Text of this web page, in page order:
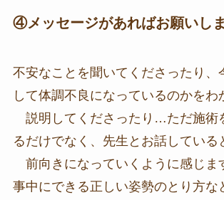
④メッセージがあればお願いし
不安なことを聞いてくださったり、
して体調不良になっているのかをわ
説明してくださったり…ただ施術
るだけでなく、先生とお話している
前向きになっていくように感じま
事中にできる正しい姿勢のとり方な